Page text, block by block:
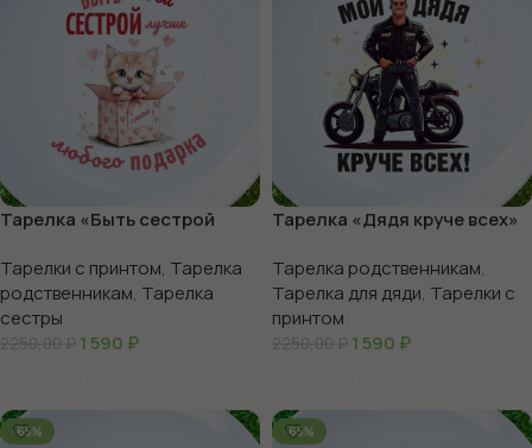
Тарелка «Быть сестрой
Тарелки с принтом, Тарелка
родственникам, Тарелка
сестры
2250,00₽ 1 590 ₽
Тарелка «Дядя круче всех»
Тарелка родственникам,
Тарелка для дяди, Тарелки с
принтом
2250,00₽ 1 590 ₽
-65% -65%